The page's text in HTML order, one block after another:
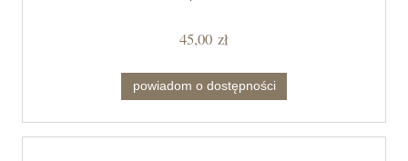
45,00 zł
powiadom o dostępności